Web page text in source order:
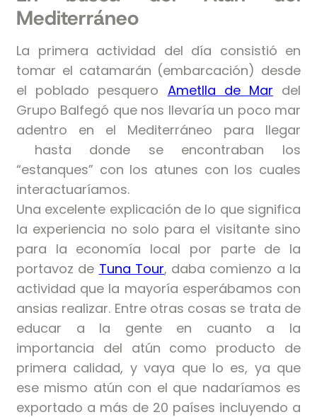
Mediterráneo
La primera actividad del día consistió en
tomar el catamarán (embarcación) desde
el poblado pesquero Ametlla de Mar del
Grupo Balfegó que nos llevaría un poco mar
adentro en el Mediterráneo para llegar
hasta donde se encontraban los
“estanques” con los atunes con los cuales
interactuaríamos.
Una excelente explicación de lo que significa
la experiencia no solo para el visitante sino
para la economía local por parte de la
portavoz de Tuna Tour, daba comienzo a la
actividad que la mayoría esperábamos con
ansias realizar. Entre otras cosas se trata de
educar a la gente en cuanto a la
importancia del atún como producto de
primera calidad, y vaya que lo es, ya que
ese mismo atún con el que nadaríamos es
exportado a más de 20 países incluyendo a